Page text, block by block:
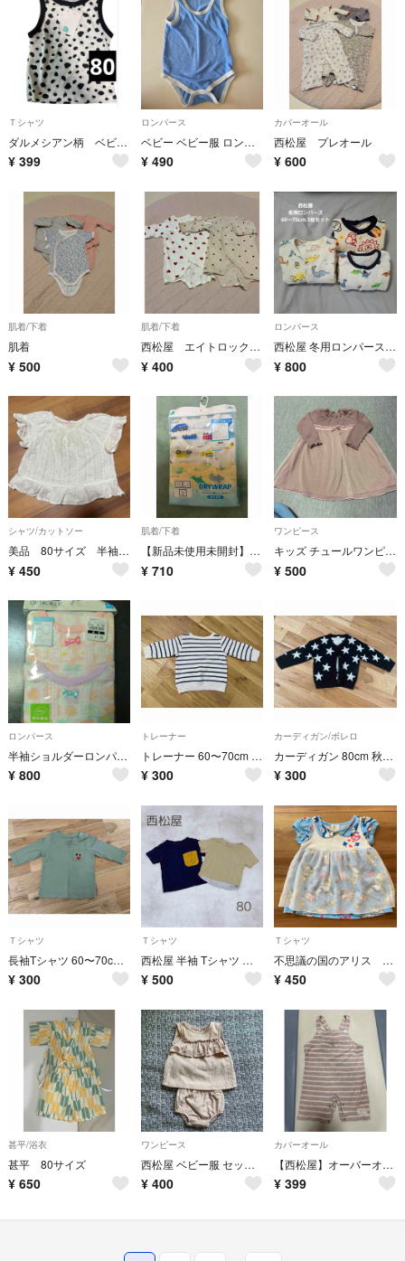
Ｔシャツ
ダルメシアン柄 ベビータンクトップ 80センチ
¥ 399
ロンパース
ベビー ベビー服 ロンパース カバーオール ノースリーブ メッシュ 水色 西松屋
¥ 490
カバーオール
西松屋 プレオール
¥ 600
肌着/下着
肌着
¥ 500
肌着/下着
西松屋 エイトロックボタン式長袖カバーオール肌着 ハート柄
¥ 400
ロンパース
西松屋 冬用ロンパース 3枚セット 出産準備
¥ 800
シャツ/カットソー
美品 80サイズ 半袖トップス
¥ 450
肌着/下着
【新品未使用未開封】西松屋 ランニング肌着 3枚セット
¥ 710
ワンピース
キッズ チュールワンピース 80cm 長袖 フリル 西松屋 重ね着風 リブ素材
¥ 500
ロンパース
半袖ショルダーロンパース2枚組
¥ 800
トレーナー
トレーナー 60〜70cm ボーダー 冬服
¥ 300
カーディガン/ボレロ
カーディガン 80cm 秋服 冬服 ベビー服 綿100%
¥ 300
Ｔシャツ
長袖Tシャツ 60〜70cm 薄手 #綿100%
¥ 300
Ｔシャツ
西松屋 半袖 Tシャツ セット まとめ売り
¥ 500
Ｔシャツ
不思議の国のアリス 半袖Tシャツ（80）西松屋 ベビー服 レース付きTシャツ
¥ 450
甚平/浴衣
甚平 80サイズ
¥ 650
ワンピース
西松屋 ベビー服 セットアップ 80cm
¥ 400
カバーオール
【西松屋】オーバーオール サロペット ロンパース ボーダー柄 80
¥ 399